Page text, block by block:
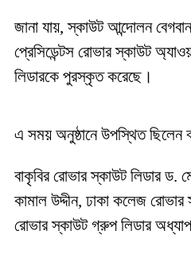
জানা যায়, স্কাউট আন্দোলন
প্রেসিডেন্টস রোভার স্কাউট
লিডারকে পুরস্কৃত করেছে।
এ সময় অনুষ্ঠানে উপস্থিত ছিলেন
বাকৃবির রোভার স্কাউট লিডার
কামাল উদ্দীন, ঢাকা কলেজ
রোভার স্কাউট গ্রুপ লিডার